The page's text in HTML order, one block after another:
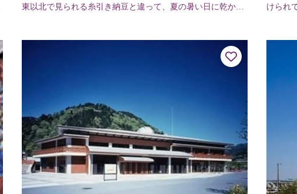
東以北で見られる糸引き納豆と違って、夏の暑い日に乾かし
な味はお茶漬けや酒の肴、保存食に...
けられ